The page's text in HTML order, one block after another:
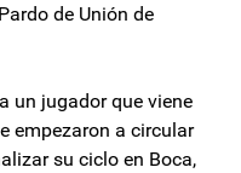
de Unión de
un jugador que viene
empezaron a circular
su ciclo en Boca,